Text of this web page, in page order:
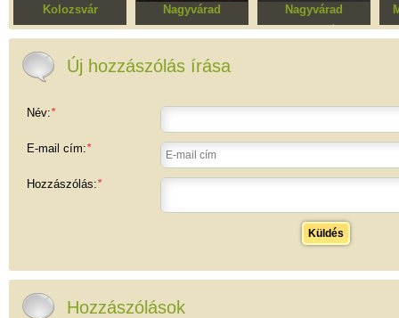
Kolozsvár
Vallásszabadság
unitárius püspöki
lakóház (Wesselényi-
Nagyvárad
Körösvidéki múzeum
Nagyvárad
Nagyváradi Állami
Új hozzászólás írása
Név:*
E-mail cím:*
Hozzászólás:*
Küldés
Hozzászólások